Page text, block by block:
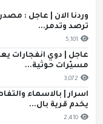
وردنا الان | عاجل :
ترصد وتدمر...
5,101
عاجل | دوي انفجارات
مسيّرات حوثية...
3,072
اسرار | بالاسماء
يخدم قرية بال...
2,410